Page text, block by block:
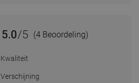
5.0/5 (4 Beoordeling)
Kwaliteit
Verschijning